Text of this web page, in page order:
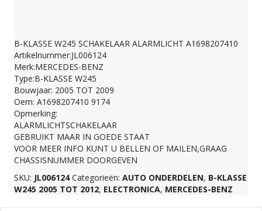
W245
SCHAKELAAR
ALARMLICHT
A1698207410
aantal
B-KLASSE W245 SCHAKELAAR ALARMLICHT A1698207410
Artikelnummer:JL006124
Merk:MERCEDES-BENZ
Type:B-KLASSE W245
Bouwjaar: 2005 TOT 2009
Oem: A1698207410 9174
Opmerking:
ALARMLICHTSCHAKELAAR
GEBRUIKT MAAR IN GOEDE STAAT
VOOR MEER INFO KUNT U BELLEN OF MAILEN,GRAAG
CHASSISNUMMER DOORGEVEN
SKU: JL006124 Categorieën: AUTO ONDERDELEN, B-KLASSE
W245 2005 TOT 2012, ELECTRONICA, MERCEDES-BENZ